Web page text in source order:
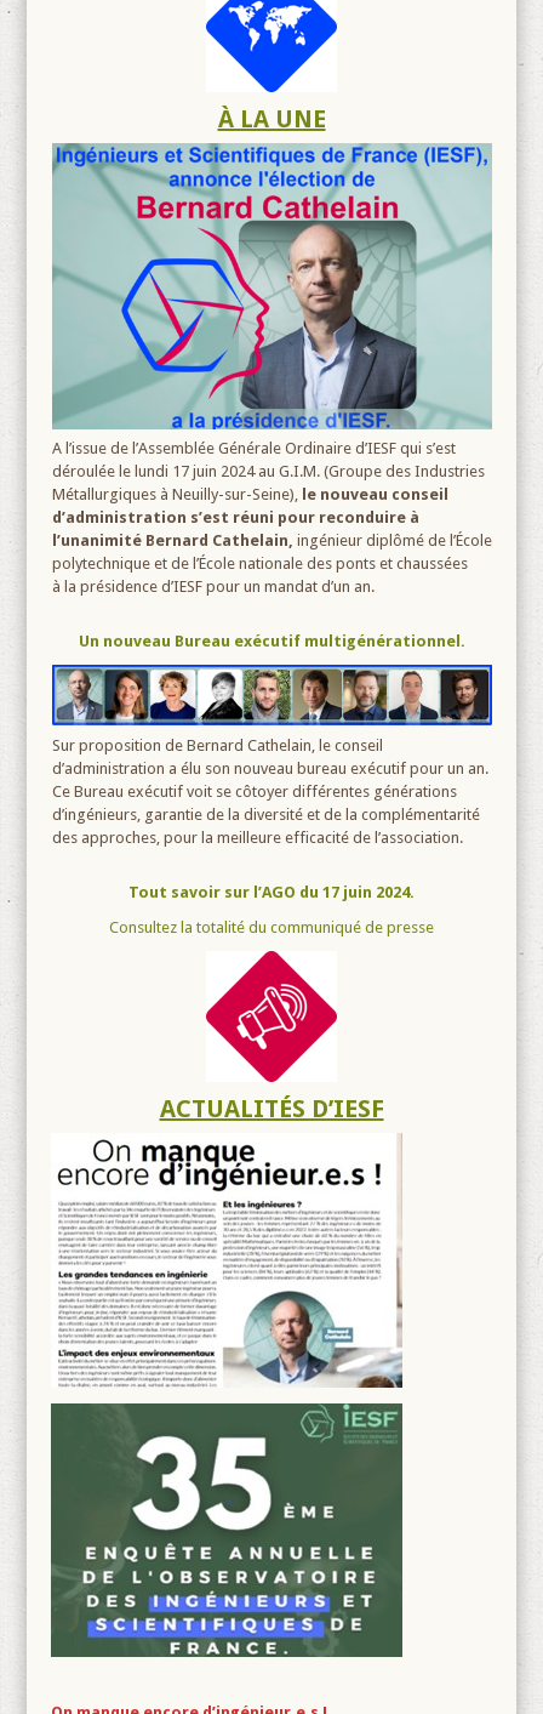
À LA UNE
A l’issue de l’Assemblée Générale Ordinaire d’IESF qui s’est
déroulée le lundi 17 juin 2024 au G.I.M. (Groupe des Industries
Métallurgiques à Neuilly-sur-Seine),le nouveau conseil
d’administration s’est réuni pour reconduire à
l’unanimité Bernard Cathelain, ingénieur diplômé de l’École
polytechnique et de l’École nationale des ponts et chaussées
à la présidence d’IESF pour un mandat d’un an.
Un nouveau Bureau exécutif multigénérationnel.
Sur proposition de Bernard Cathelain, le conseil
d’administration a élu son nouveau bureau exécutif pour un an.
Ce Bureau exécutif voit se côtoyer différentes générations
d’ingénieurs, garantie de la diversité et de la complémentarité
des approches, pour la meilleure efficacité de l’association.
Tout savoir sur l’AGO du 17 juin 2024.
Consultez la totalité du communiqué de presse
ACTUALITÉS D’IESF